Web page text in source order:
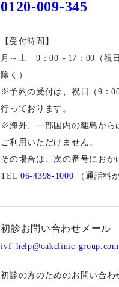
0120-009-345
【受付時間】
月～土 9：00～17：00（祝
除く）
※予約の受付は、祝日（9：
行っております。
※海外、一部国内の離島から
ご利用いただけません。
その場合は、次の番号におか
TEL06-4398-1000 （通話料
初診お問い合わせメール
ivf_help@oakclinic-group.com
初診の方のためのお問い合わ